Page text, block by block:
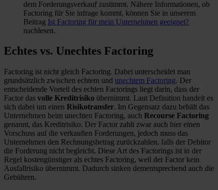
dem Forderungsverkauf zustimmt. Nähere Informationen, ob
Factoring für Sie infrage kommt, können Sie in unserem
Beitrag Ist Factoring für mein Unternehmen geeignet?
nachlesen.
Echtes vs. Unechtes Factoring
Factoring ist nicht gleich Factoring. Dabei unterscheidet man
grundsätzlich zwischen echtem und unechtem Factoring. Der
entscheidende Vorteil des echten Factorings liegt darin, dass der
Factor das volle Kreditrisiko übernimmt. Laut Definition handelt es
sich dabei um einen Risikotransfer. Im Gegensatz dazu behält das
Unternehmen beim unechten Factoring, auch Recourse Factoring
genannt, das Kreditrisiko. Der Factor zahlt zwar auch hier einen
Vorschuss auf die verkauften Forderungen, jedoch muss das
Unternehmen den Rechnungsbetrag zurückzahlen, falls der Debitor
die Forderung nicht begleicht. Diese Art des Factorings ist in der
Regel kostengünstiger als echtes Factoring, weil der Factor kein
Ausfallrisiko übernimmt. Dadurch sinken dementsprechend auch die
Gebühren.